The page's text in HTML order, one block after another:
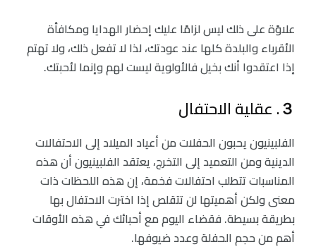
علاوًة على ذلك ليس لزامًا عليك إحضار الهدايا ومكافأة
الأقرباء والبلدة كلها عند عودتك، لذا لا تفعل ذلك، ولا تهتم
إذا اعتقدوا أنك بخيل فالأولوية ليست لهم وإنما لأحبتك.
３. عقلية الاحتفال
الفلبينيون يحبون الحفلات من أعياد الميلاد إلى الاحتفالات
الدينية ومن التعميد إلى التخرج، يعتقد الفلبينيون أن هذه
المناسبات تتطلب احتفالات فخمة، إن هذه اللحظات ذات
معنى ولكن أهميتها لن تتقلص إذا اخترت الاحتفال بها
بطريقة بسيطة. فقضاء اليوم مع أحبائك في هذه الأوقات
أهم من حجم الحفلة وعدد ضيوفها.